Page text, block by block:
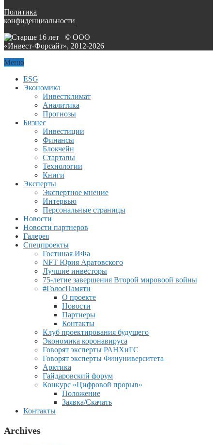
Политика
конфиденциальности
© ООО
«Инвест-Форсайт», 2012-2026
Меню
ESG
Экономика
Инвестклимат
Аналитика
Прогнозы
Бизнес
Инвестиции
Финансы
Блокчейн
Стартапы
Технологии
Книги
Эксперты
Экспертное мнение
Интервью
Персональные страницы
Новости
Новости партнеров
Галерея
Спецпроекты
Гостиная ИФа
NFT Юрия Аратовского
Лучшие инвесторы
75-летие завершения Второй мировоой войны
#ГолосПамяти
О проекте
Новости
Партнеры
Контакты
Клуб проектирования будущего
Экономика коронавируса
Говорят эксперты РАНХиГС
Говорят эксперты Финуниверситета
Арктика
Гайдаровский форум
Конкурс «Цифровой прорыв»
Положение
Заявка/Скачать
Контакты
Archives